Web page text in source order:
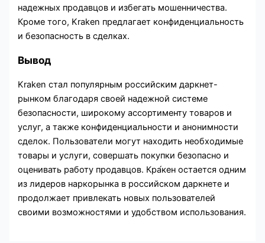
надежных продавцов и избегать мошенничества.
Кроме того, Kraken предлагает конфиденциальность
и безопасность в сделках.
Вывод
Kraken стал популярным российским даркнет-
рынком благодаря своей надежной системе
безопасности, широкому ассортименту товаров и
услуг, а также конфиденциальности и анонимности
сделок. Пользователи могут находить необходимые
товары и услуги, совершать покупки безопасно и
оценивать работу продавцов. Кра́кен остается одним
из лидеров наркорынка в российском даркнете и
продолжает привлекать новых пользователей
своими возможностями и удобством использования.